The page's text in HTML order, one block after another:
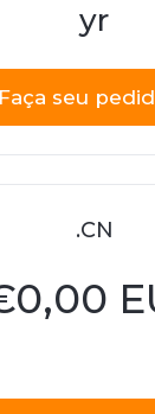
yr
seu
.CN
0,00